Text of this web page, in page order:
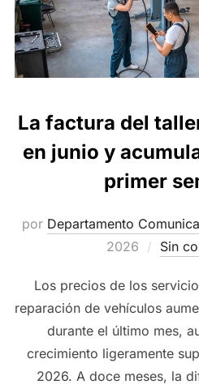
La factura del
en junio y
primer
por Departamento
2026
Sin
Los precios de los
reparación de vehículos
durante el último mes,
crecimiento ligeramente
2026. A doce meses, la